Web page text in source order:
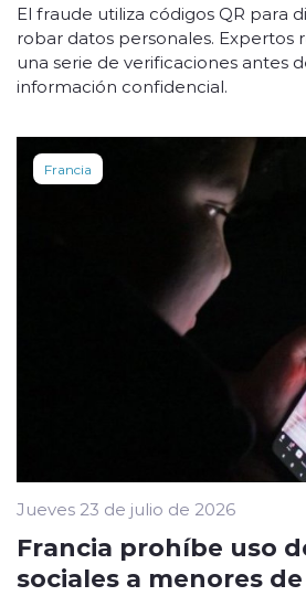
El fraude utiliza códigos QR para
robar datos personales. Expertos
una serie de verificaciones antes
información confidencial.
Francia
Jueves 23 de julio de 2026
Francia prohíbe uso
sociales a menores de